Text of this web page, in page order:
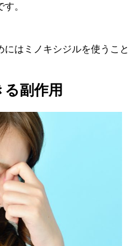
。
はミノキシジルを使うこと
副作用